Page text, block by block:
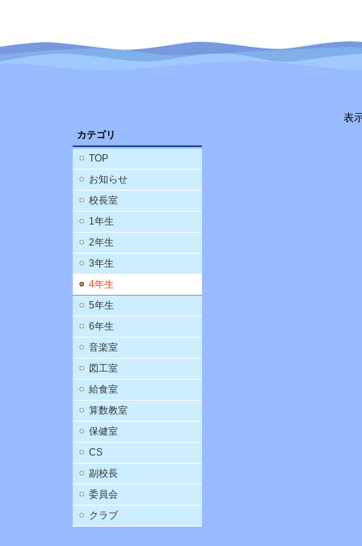
カテゴリ
TOP
お知らせ
校長室
1年生
2年生
3年生
4年生
5年生
6年生
音楽室
図工室
給食室
算数教室
保健室
CS
副校長
委員会
クラブ
表